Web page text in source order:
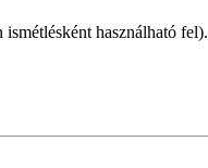
használható fel).